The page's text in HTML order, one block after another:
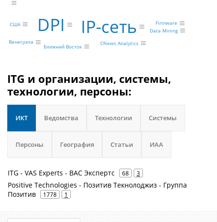
DPI IP-сеть Data Mining
Firmware
Венесуэла
Ближний Восток
США
CNews Analytics
ITG и организации, системы,
технологии, персоны:
ИКТ Ведомства Технологии Системы
Персоны География Статьи ИАА
ITG - VAS Experts - ВАС Экспертс 68 3
Positive Technologies - Позитив Текнолоджиз - Группа
Позитив
1778 1